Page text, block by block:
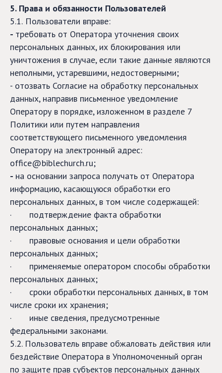
5. Права и обязанности Пользователей
5.1. Пользователи вправе:
- требовать от Оператора уточнения своих
персональных данных, их блокирования или
уничтожения в случае, если такие данные являются
неполными, устаревшими, недостоверными;
- отозвать Согласие на обработку персональных
данных, направив письменное уведомление
Оператору в порядке, изложенном в разделе 7
Политики или путем направления
соответствующего письменного уведомления
Оператору на электронный адрес:
office@biblechurch.ru;
- на основании запроса получать от Оператора
информацию, касающуюся обработки его
персональных данных, в том числе содержащей:
· подтверждение факта обработки
персональных данных;
· правовые основания и цели обработки
персональных данных;
· применяемые оператором способы обработки
персональных данных;
· сроки обработки персональных данных, в том
числе сроки их хранения;
· иные сведения, предусмотренные
федеральными законами.
5.2. Пользователь вправе обжаловать действия или
бездействие Оператора в Уполномоченный орган
по защите прав субъектов персональных данных